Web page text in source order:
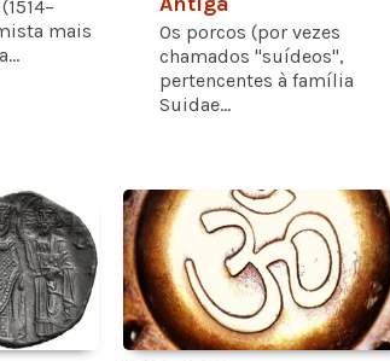
mais
Os porcos (por vezes
chamados "suídeos",
pertencentes à família
Suidae...